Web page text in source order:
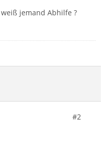
jemand Abhilfe ?
#2